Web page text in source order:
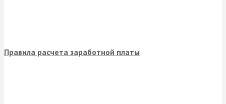
Правила расчета заработной платы